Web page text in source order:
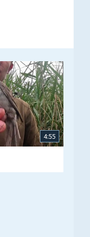
4:55